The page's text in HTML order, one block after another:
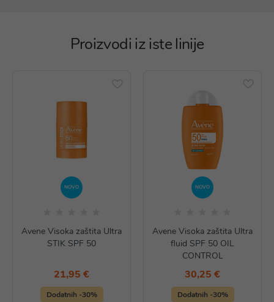
Proizvodi iz iste linije
NOVO
Avene Visoka zaštita Ultra
STIK SPF 50
21,95 €
Dodatnih -30%
NOVO
Avene Visoka zaštita Ultra
fluid SPF 50 OIL
CONTROL
30,25 €
Dodatnih -30%